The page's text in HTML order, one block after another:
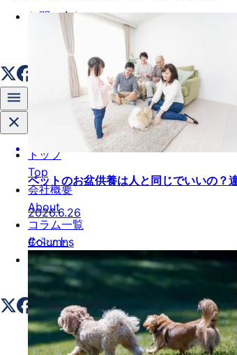
お問い合わせ
Contact
トップ
Top
会社概要
About
コラム一覧
Columns
お問い合わせ
Contact
ペットのお盆供養は人と同じでいいの？
2026.6.26
#ペット